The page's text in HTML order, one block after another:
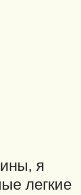
я
легкие